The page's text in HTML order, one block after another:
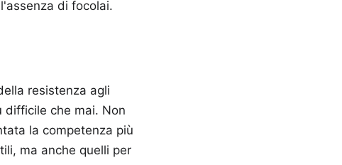
di focolai.
resistenza agli
difficile che mai. Non
la competenza più
ma anche quelli per